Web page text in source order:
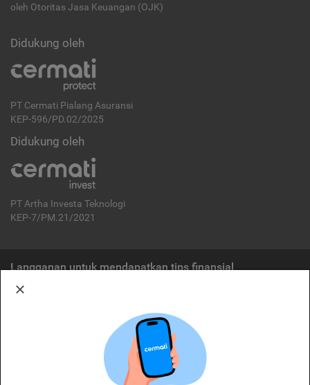
oleh Otoritas Jasa Keuangan (OJK)
Didukung oleh
PT Cermati Pialang Asuransi
KEP-596/PD.02/2025
Didukung oleh
PT Artha Investa Teknologi
KEP-7/PM.21/2021
Langganan untuk mendapatkan tips finansial
Cermati merupakan penyelenggara agregasi jasa keuangan yang terdaftar di
OJK. Oleh karena itu, produk dan/atau layanan jasa keuangan yang
ditawarkan bukan merupakan produk dan/atau layanan jasa keuangan yang
diterbitkan oleh Cermati dan Cermati tidak bertanggung jawab atas tuntutan